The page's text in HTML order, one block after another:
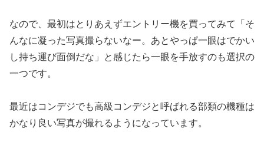
なので、最初はとりあえずエントリー機を買ってみて「そ
んなに凝った写真撮らないなー。あとやっぱ一眼はでかい
し持ち運び面倒だな」と感じたら一眼を手放すのも選択の
一つです。
最近はコンデジでも高級コンデジと呼ばれる部類の機種は
かなり良い写真が撮れるようになっています。